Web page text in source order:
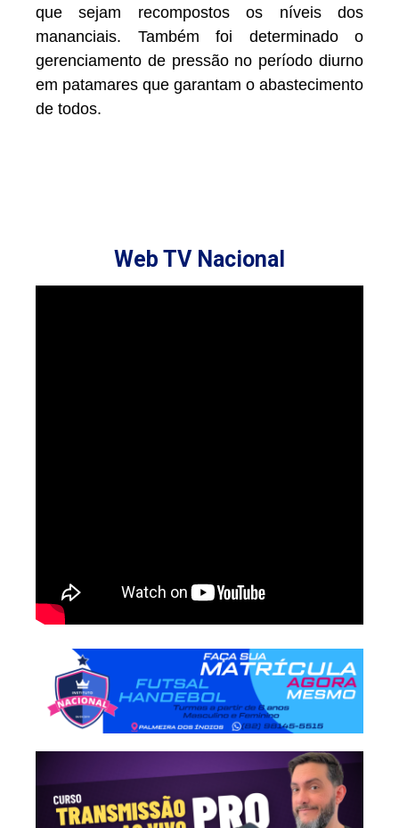
que sejam recompostos os níveis dos
mananciais. Também foi determinado o
gerenciamento de pressão no período diurno
em patamares que garantam o abastecimento
de todos.
Web TV Nacional